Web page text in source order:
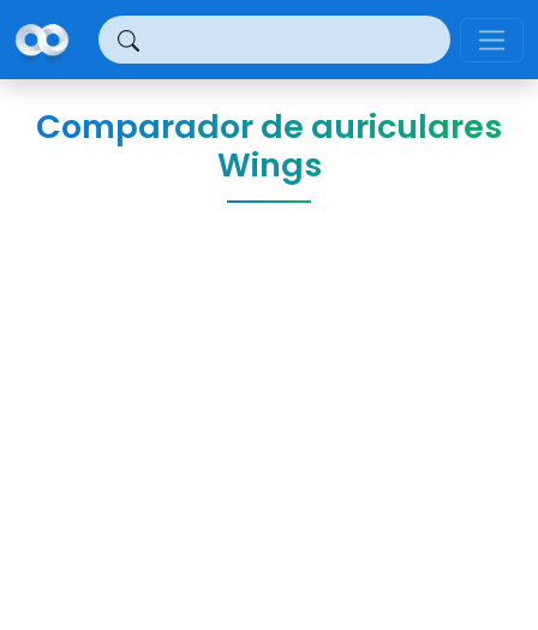
Comparador de auriculares
Wings
Panel de gestión de cookies